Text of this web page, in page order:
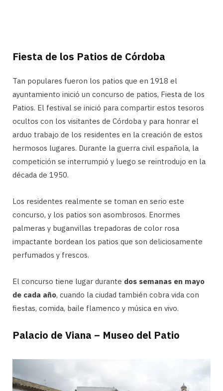
Fiesta de los Patios de Córdoba
Tan populares fueron los patios que en 1918 el
ayuntamiento inició un concurso de patios, Fiesta de los
Patios. El festival se inició para compartir estos tesoros
ocultos con los visitantes de Córdoba y para honrar el
arduo trabajo de los residentes en la creación de estos
hermosos lugares. Durante la guerra civil española, la
competición se interrumpió y luego se reintrodujo en la
década de 1950.
Los residentes realmente se toman en serio este
concurso, y los patios son asombrosos. Enormes
palmeras y buganvillas trepadoras de color rosa
impactante bordean los patios que son deliciosamente
perfumados y frescos.
El concurso tiene lugar durante dos semanas en mayo
de cada año, cuando la ciudad también cobra vida con
fiestas, comida, baile flamenco y música en vivo.
Palacio de Viana – Museo del Patio